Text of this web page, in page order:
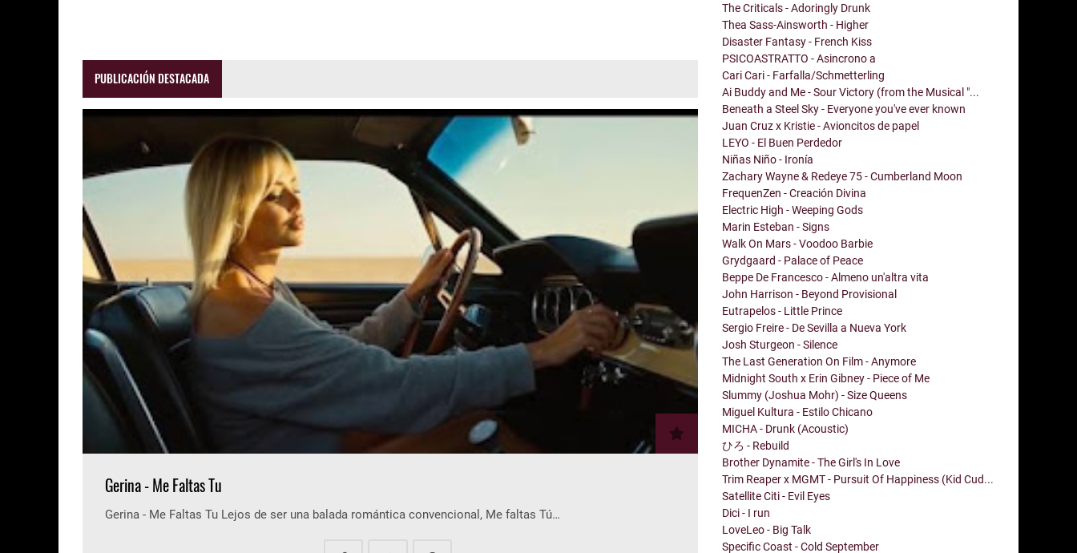
PUBLICACIÓN DESTACADA
Gerina - Me Faltas Tu
Gerina - Me Faltas Tu Lejos de ser una balada romántica convencional, Me faltas Tú…
The Criticals - Adoringly Drunk
Thea Sass-Ainsworth - Higher
Disaster Fantasy - French Kiss
PSICOASTRATTO - Asincrono a
Cari Cari - Farfalla/Schmetterling
Ai Buddy and Me - Sour Victory (from the Musical "...
Beneath a Steel Sky - Everyone you've ever known
Juan Cruz x Kristie - Avioncitos de papel
LEYO - El Buen Perdedor
Niñas Niño - Ironía
Zachary Wayne & Redeye 75 - Cumberland Moon
FrequenZen - Creación Divina
Electric High - Weeping Gods
Marin Esteban - Signs
Walk On Mars - Voodoo Barbie
Grydgaard - Palace of Peace
Beppe De Francesco - Almeno un'altra vita
John Harrison - Beyond Provisional
Eutrapelos - Little Prince
Sergio Freire - De Sevilla a Nueva York
Josh Sturgeon - Silence
The Last Generation On Film - Anymore
Midnight South x Erin Gibney - Piece of Me
Slummy (Joshua Mohr) - Size Queens
Miguel Kultura - Estilo Chicano
MICHA - Drunk (Acoustic)
ひろ - Rebuild
Brother Dynamite - The Girl's In Love
Trim Reaper x MGMT - Pursuit Of Happiness (Kid Cud...
Satellite Citi - Evil Eyes
Dici - I run
LoveLeo - Big Talk
Specific Coast - Cold September